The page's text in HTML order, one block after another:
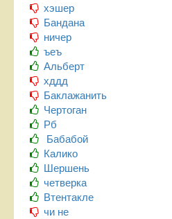
хэшер
Бандана
ничер
ъеъ
Альберт
хддд
Баклажанить
Чертоган
Рб
Бабабой
Калико
Шершень
четверка
Втентакле
чи не